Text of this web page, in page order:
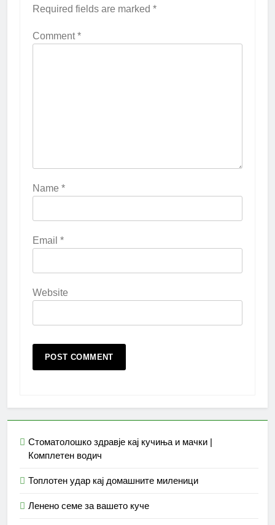
Required fields are marked *
Comment*
Name *
Email *
Website
Стоматолошко здравје кај кучиња и мачки |
Комплетен водич
Топлотен удар кај домашните миленици
Ленено семе за вашето куче